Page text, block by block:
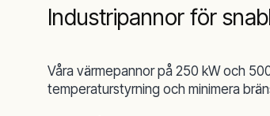
Industripannor för
Våra värmepannor på 250 kW och
temperaturstyrning och minimera